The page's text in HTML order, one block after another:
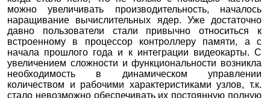
можно увеличивать производительность, началось
наращивание вычислительных ядер. Уже достаточно
давно пользователи стали привычно относиться к
встроенному в процессор контроллеру памяти, а с
начала прошлого года и к интеграции видеокарты. С
увеличением сложности и функциональности возникла
необходимость в динамическом управлении
количеством и рабочими характеристиками узлов, т.к.
стало невозможно обеспечивать их постоянную полную